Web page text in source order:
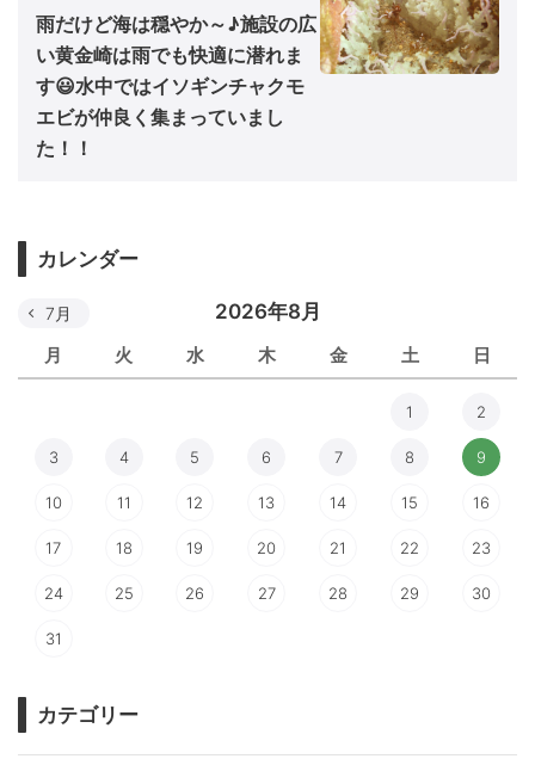
雨だけど海は穏やか～♪施設の広
い黄金崎は雨でも快適に潜れま
す😃水中ではイソギンチャクモ
エビが仲良く集まっていまし
た！！
カレンダー
2026年8月
月 火 水 木 金 土 日
7月
1 2
3 4 5 6 7 8 9
10 11 12 13 14 15 16
17 18 19 20 21 22 23
24 25 26 27 28 29 30
31
カテゴリー